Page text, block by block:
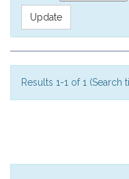
Results 1-1 of 1 (Search